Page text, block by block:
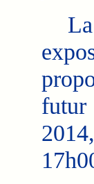
La